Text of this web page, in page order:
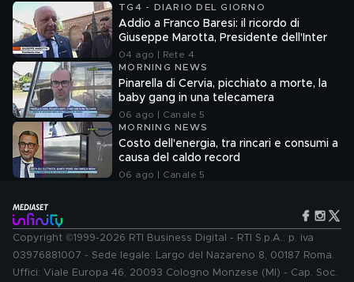
TG4 - DIARIO DEL GIORNO
Addio a Franco Baresi: il ricordo di
Giuseppe Marotta, Presidente dell'Inter
04 ago | Rete 4
MORNING NEWS
Pinarella di Cervia, picchiato a morte, la
baby gang in una telecamera
06 ago | Canale 5
MORNING NEWS
Costo dell'energia, tra rincari e consumi a
causa del caldo record
06 ago | Canale 5
Copyright ©1999-2026 RTI Business Digital - RTI S.p.A.: p. iva
03976881007 - Sede legale: Largo del Nazareno 8, 00187 Roma.
Uffici: Viale Europa 46, 20093 Cologno Monzese (MI) - Cap. Soc.